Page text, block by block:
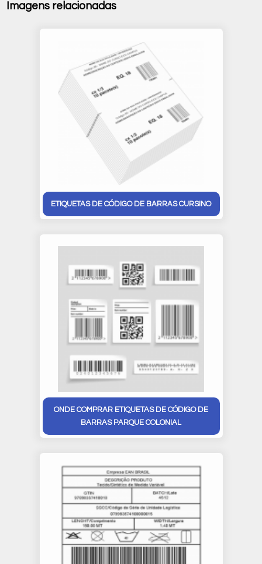
Imagens relacionadas
ETIQUETAS DE CÓDIGO DE BARRAS CURSINO
ONDE COMPRAR ETIQUETAS DE CÓDIGO DE
BARRAS PARQUE COLONIAL